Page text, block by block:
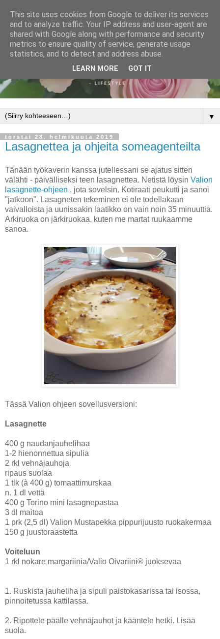
▼
torstai 28. helmikuuta 2019
Lasagnettea ja ohjeita someagenteilta
Tänään työkaverin kanssa jutellessani se ajatus sitten
välähti - päivälliseksi teen lasagnettea. Netistä löysin Valion
lasagnette-ohjeen , jota sovelsin. Kotiraati peukutti ja sanoi
"jatkoon". Lasagneten tekeminen ei ole todellakaan
vaivalloista ja uunissakin laatikko on vain noin 35 minuuttia.
Arkiruoka on järkiruokaa, kuten me martat ruukaamme
sanoa.
Tässä Valion ohjeen sovellusversioni:
Lasagnette
400 g naudanjauhelihaa
1-2 hienonnettua sipulia
2 rkl vehnäjauhoja
ripaus suolaa
1 tlk (à 400 g) tomaattimurskaa
n. 1 dl vettä
400 g Torino mini lasagnepastaa
3 dl maitoa
1 prk (2,5 dl) Valion Mustapekka pippurijuusto ruokakermaa
150 g juustoraastetta
Voiteluun
1 rkl nokare margariinia/Valio Oivariini® juoksevaa
1. Ruskista jauheliha ja sipuli paistokasarissa tai isossa,
pinnoitetussa kattilassa.
2. Ripottele päälle vehnäjauhot ja kääntele hetki. Lisää
suola.
This site uses cookies from Google to deliver its services
and to analyze traffic. Your IP address and user-agent are
shared with Google along with performance and security
metrics to ensure quality of service, generate usage
statistics, and to detect and address abuse.
LEARN MORE GOT IT